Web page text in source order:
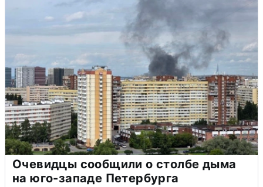
Очевидцы сообщили о столбе дыма
на юго-западе Петербурга